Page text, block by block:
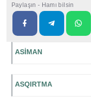
Paylaşın - Hamı bilsin
ASİMAN
ASQIRTMA